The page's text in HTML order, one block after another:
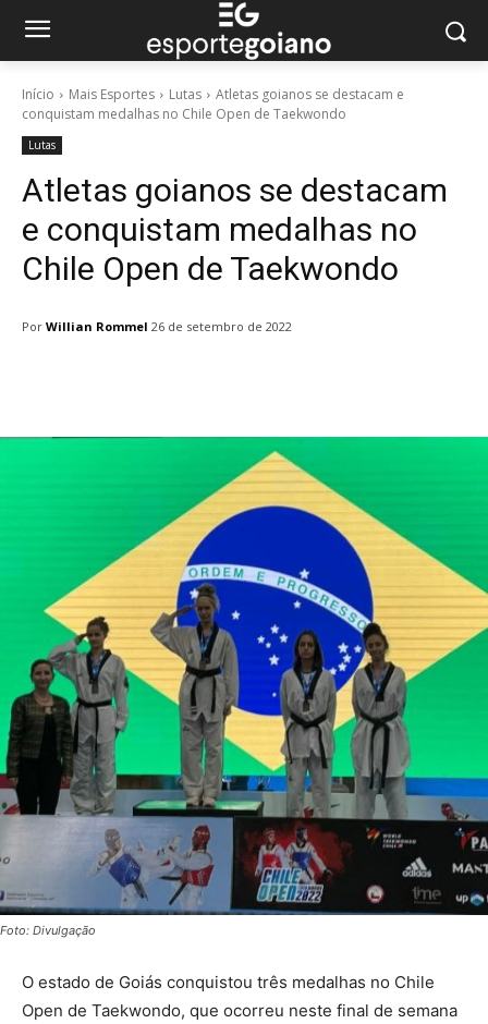
Início Mais Esportes Lutas
Atletas goianos se destacam e
conquistam medalhas no Chile Open de Taekwondo
Lutas
Atletas goianos se destacam
e conquistam medalhas no
Chile Open de Taekwondo
Por Willian Rommel 26 de setembro de 2022
Foto: Divulgação
O estado de Goiás conquistou três medalhas no Chile
Open de Taekwondo, que ocorreu neste final de semana